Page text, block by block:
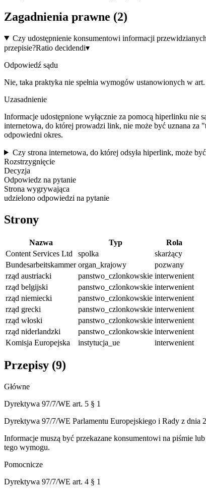
Zagadnienia prawne (2)
Czy udostępnienie konsumentowi informacji
przepisie?Ratio decidendi▾
Odpowiedź sądu
Nie, taka praktyka nie spełnia wymogów ustanowionych w
Uzasadnienie
Informacje udostępnione wyłącznie za pomocą hiperlinku nie
internetowa, do której prowadzi link, nie może być uznana
odpowiedni okres.
Czy strona internetowa, do której odsyła hiperlink, może
Rozstrzygnięcie
Decyzja
Odpowiedz na pytanie
Strona wygrywająca
udzielono odpowiedzi na pytanie
Strony
Nazwa Typ
Rola
Content Services Ltd
spolka
skarżący
Bundesarbeitskammer organ_krajowy
pozwany
rząd austriacki
panstwo_czlonkowskie interwenient
rząd belgijski
panstwo_czlonkowskie interwenient
rząd niemiecki
panstwo_czlonkowskie interwenient
rząd grecki
panstwo_czlonkowskie interwenient
rząd włoski
panstwo_czlonkowskie interwenient
rząd niderlandzki
panstwo_czlonkowskie interwenient
Komisja Europejska
instytucja_ue interwenient
Przepisy (9)
Główne
Dyrektywa 97/7/WE art. 5 § 1
Dyrektywa 97/7/WE Parlamentu Europejskiego i Rady z dnia
Informacje muszą być przekazane konsumentowi na piśmie
tego wymogu.
Pomocnicze
Dyrektywa 97/7/WE art. 4 § 1